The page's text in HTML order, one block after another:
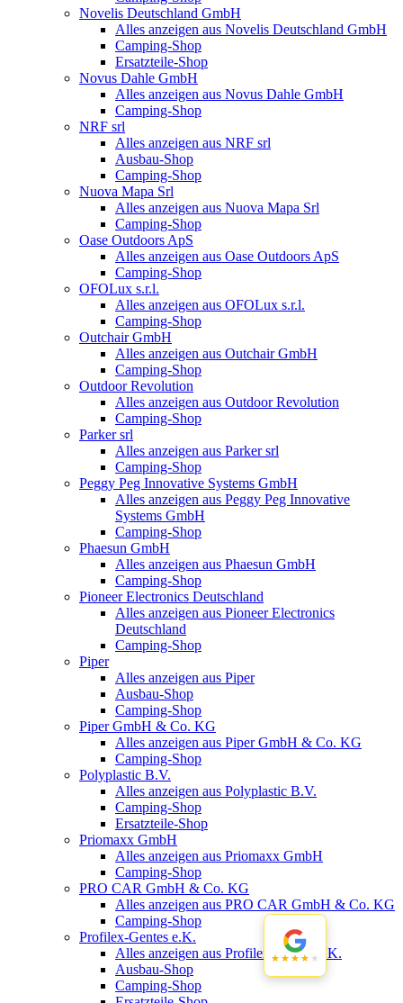
Novelis Deutschland GmbH
Alles anzeigen aus Novelis Deutschland GmbH
Camping-Shop
Ersatzteile-Shop
Novus Dahle GmbH
Alles anzeigen aus Novus Dahle GmbH
Camping-Shop
NRF srl
Alles anzeigen aus NRF srl
Ausbau-Shop
Camping-Shop
Nuova Mapa Srl
Alles anzeigen aus Nuova Mapa Srl
Camping-Shop
Oase Outdoors ApS
Alles anzeigen aus Oase Outdoors ApS
Camping-Shop
OFOLux s.r.l.
Alles anzeigen aus OFOLux s.r.l.
Camping-Shop
Outchair GmbH
Alles anzeigen aus Outchair GmbH
Camping-Shop
Outdoor Revolution
Alles anzeigen aus Outdoor Revolution
Camping-Shop
Parker srl
Alles anzeigen aus Parker srl
Camping-Shop
Peggy Peg Innovative Systems GmbH
Alles anzeigen aus Peggy Peg Innovative
Systems GmbH
Camping-Shop
Phaesun GmbH
Alles anzeigen aus Phaesun GmbH
Camping-Shop
Pioneer Electronics Deutschland
Alles anzeigen aus Pioneer Electronics
Deutschland
Camping-Shop
Piper
Alles anzeigen aus Piper
Ausbau-Shop
Camping-Shop
Piper GmbH & Co. KG
Alles anzeigen aus Piper GmbH & Co. KG
Camping-Shop
Polyplastic B.V.
Alles anzeigen aus Polyplastic B.V.
Camping-Shop
Ersatzteile-Shop
Priomaxx GmbH
Alles anzeigen aus Priomaxx GmbH
Camping-Shop
PRO CAR GmbH & Co. KG
Alles anzeigen aus PRO CAR GmbH & Co. KG
Camping-Shop
Profilex-Gentes e.K.
Alles anzeigen aus Profilex-Gentes e.K.
Ausbau-Shop
Camping-Shop
★★★★★
★★★★★